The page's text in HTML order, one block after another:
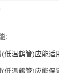
:
低温鹤管)应能适
低温鹤管)应能保